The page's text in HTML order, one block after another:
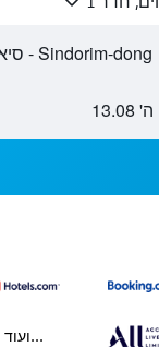
ה' 13.08
...ועוד